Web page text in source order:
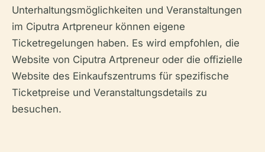
Unterhaltungsmöglichkeiten und Veranstaltungen
im Ciputra Artpreneur können eigene
Ticketregelungen haben. Es wird empfohlen, die
Website von Ciputra Artpreneur oder die offizielle
Website des Einkaufszentrums für spezifische
Ticketpreise und Veranstaltungsdetails zu
besuchen.